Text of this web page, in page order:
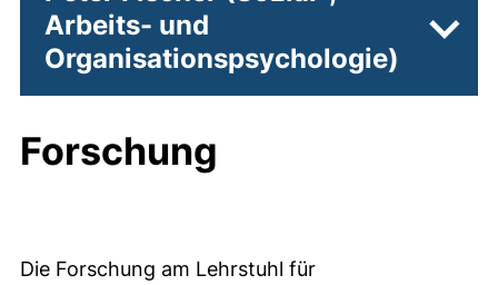
Arbeits- und
Organisationspsychologie)
Forschung
Die Forschung am Lehrstuhl für